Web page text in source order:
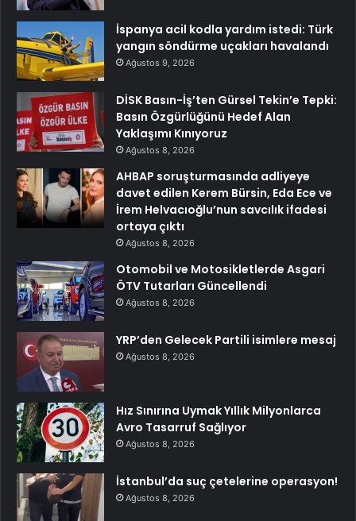
İspanya acil kodla yardım istedi: Türk
yangın söndürme uçakları havalandı
Ağustos 9, 2026
DİSK Basın-İş’ten Gürsel Tekin’e Tepki:
Basın Özgürlüğünü Hedef Alan
Yaklaşımı Kınıyoruz
Ağustos 8, 2026
AHBAP soruşturmasında adliyeye
davet edilen Kerem Bürsin, Eda Ece ve
İrem Helvacıoğlu’nun savcılık ifadesi
ortaya çıktı
Ağustos 8, 2026
Otomobil ve Motosikletlerde Asgari
ÖTV Tutarları Güncellendi
Ağustos 8, 2026
YRP’den Gelecek Partili isimlere mesaj
Ağustos 8, 2026
Hız Sınırına Uymak Yıllık Milyonlarca
Avro Tasarruf Sağlıyor
Ağustos 8, 2026
İstanbul’da suç çetelerine operasyon!
Ağustos 8, 2026